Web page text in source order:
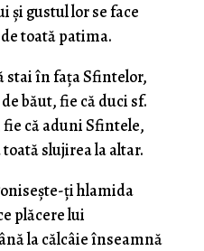
şi gustul lor se face
toată patima.
stai în faţa Sfintelor,
băut, fie că duci sf.
că aduni Sfintele,
slujirea la altar.
ţi hlamida
plăcere lui
la călcâie înseamnă